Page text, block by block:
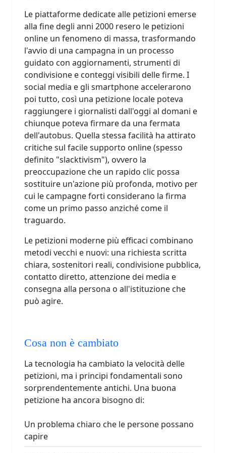
Le piattaforme dedicate alle petizioni emerse
alla fine degli anni 2000 resero le petizioni
online un fenomeno di massa, trasformando
l'avvio di una campagna in un processo
guidato con aggiornamenti, strumenti di
condivisione e conteggi visibili delle firme. I
social media e gli smartphone accelerarono
poi tutto, così una petizione locale poteva
raggiungere i giornalisti dall'oggi al domani e
chiunque poteva firmare da una fermata
dell'autobus. Quella stessa facilità ha attirato
critiche sul facile supporto online (spesso
definito "slacktivism"), ovvero la
preoccupazione che un rapido clic possa
sostituire un'azione più profonda, motivo per
cui le campagne forti considerano la firma
come un primo passo anziché come il
traguardo.
Le petizioni moderne più efficaci combinano
metodi vecchi e nuovi: una richiesta scritta
chiara, sostenitori reali, condivisione pubblica,
contatto diretto, attenzione dei media e
consegna alla persona o all'istituzione che
può agire.
Cosa non è cambiato
La tecnologia ha cambiato la velocità delle
petizioni, ma i principi fondamentali sono
sorprendentemente antichi. Una buona
petizione ha ancora bisogno di:
Un problema chiaro che le persone possano
capire